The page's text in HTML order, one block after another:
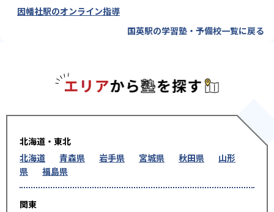
因幡社駅のオンライン指導
国英駅の学習塾・予備校一覧に戻る
北海道・東北
北海道
青森県 岩手県 宮城県 秋田県
山形
県
福島県
関東